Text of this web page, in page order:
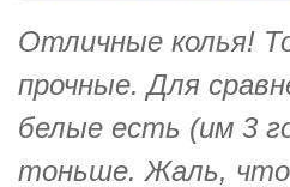
Отличные колья!
прочные. Для
белые есть (им 3
тоньше. Жаль,